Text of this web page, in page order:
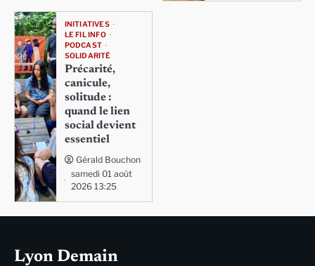
INITIATIVES
LE FIL INFO
PODCAST
SOLIDARITÉ
Précarité,
canicule,
solitude :
quand le lien
social devient
essentiel
Gérald Bouchon
samedi 01 août
2026 13:25
Lyon Demain